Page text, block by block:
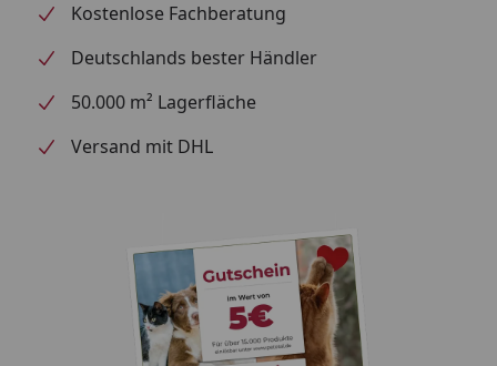
Kostenlose Fachberatung
Deutschlands bester Händler
50.000 m² Lagerfläche
Versand mit DHL